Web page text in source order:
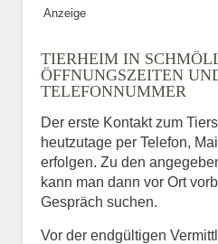
Anzeige
TIERHEIM IN
ÖFFNUNGSZEITEN
TELEFONNUMMER
Der erste Kontakt zum
heutzutage per Telefon,
erfolgen. Zu den
kann man dann vor Ort
Gespräch suchen.
Vor der endgültigen